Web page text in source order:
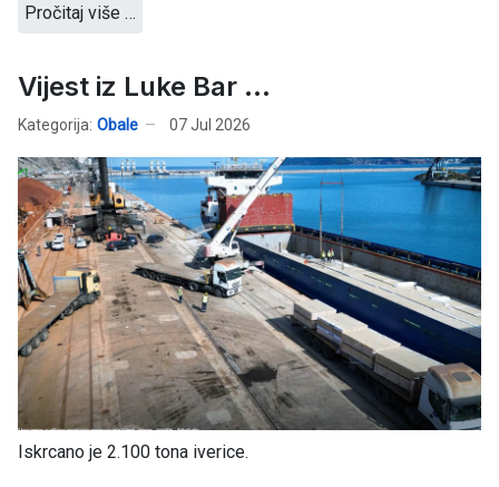
Pročitaj više …
Vijest iz Luke Bar ...
Kategorija: Obale 07 Jul 2026
Iskrcano je 2.100 tona iverice.